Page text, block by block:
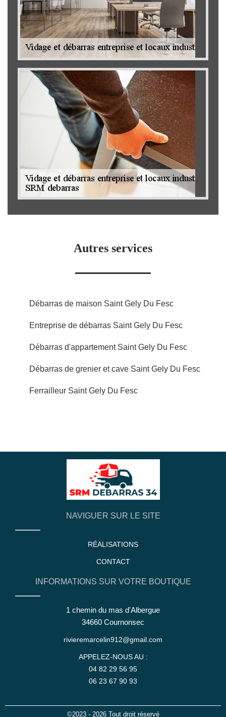
Autres services
Débarras de maison Saint Gely Du Fesc
Entreprise de débarras Saint Gely Du Fesc
Débarras d'appartement Saint Gely Du Fesc
Débarras de grenier et cave Saint Gely Du Fesc
Ferrailleur Saint Gely Du Fesc
NAVIGUER SUR LE SITE
RÉALISATIONS
CONTACT
INFORMATIONS SUR VOTRE BOUTIQUE
1 chemin du mas d'Albergue
34660 Cournonsec
rivieremarcelin912@gmail.com
APPELEZ-NOUS AU :
04 82 29 56 95
06 23 67 90 93
©2023 - 2026 Tout droit réservé